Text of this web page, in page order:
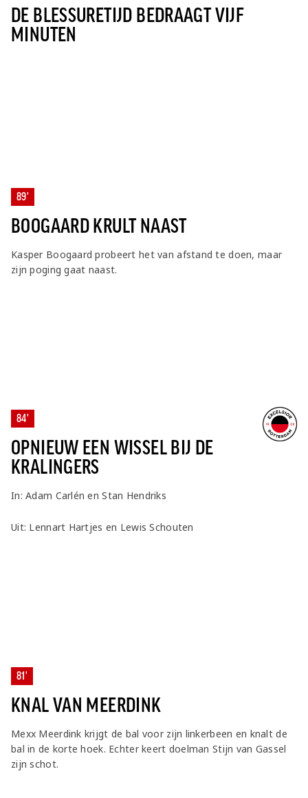
DE BLESSURETIJD BEDRAAGT VIJF
MINUTEN
89'
BOOGAARD KRULT NAAST
Kasper Boogaard probeert het van afstand te doen, maar
zijn poging gaat naast.
84'
OPNIEUW EEN WISSEL BIJ DE
KRALINGERS
In: Adam Carlén en Stan Hendriks
Uit: Lennart Hartjes en Lewis Schouten
81'
KNAL VAN MEERDINK
Mexx Meerdink krijgt de bal voor zijn linkerbeen en knalt de
bal in de korte hoek. Echter keert doelman Stijn van Gassel
zijn schot.